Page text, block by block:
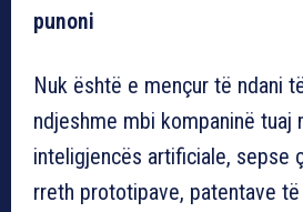
punoni
Nuk është e mençur të ndani
ndjeshme mbi kompaninë tuaj
inteligjencës artificiale, sepse
rreth prototipave, patentave